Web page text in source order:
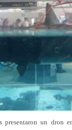
presentaron un dron